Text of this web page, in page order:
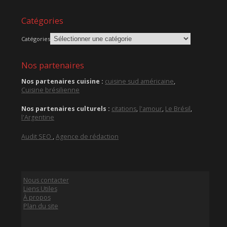
Catégories
Catégories
Nos partenaires
Nos partenaires cuisine : cuisine sud américaine,
Cuisine brésilienne
Nos partenaires culturels : citations, l'amour, Le Brésil,
l'Argentine
Audit SEO ,Agence de rédaction
Nous contacter
Liens Utiles
À propos
Plan du site